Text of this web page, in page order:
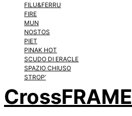
FILU&FERRU
FIRE
MUN
NOSTOS
PIET
PINAK HOT
SCUDO DI ERACLE
SPAZIO CHIUSO
STROP’
CrossFRAME